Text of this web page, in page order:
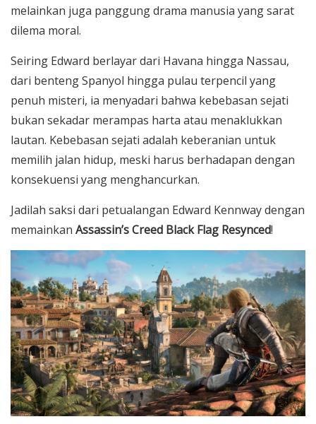
melainkan juga panggung drama manusia yang sarat
dilema moral.
Seiring Edward berlayar dari Havana hingga Nassau,
dari benteng Spanyol hingga pulau terpencil yang
penuh misteri, ia menyadari bahwa kebebasan sejati
bukan sekadar merampas harta atau menaklukkan
lautan. Kebebasan sejati adalah keberanian untuk
memilih jalan hidup, meski harus berhadapan dengan
konsekuensi yang menghancurkan.
Jadilah saksi dari petualangan Edward Kennway dengan
memainkan Assassin’s Creed Black Flag Resynced!